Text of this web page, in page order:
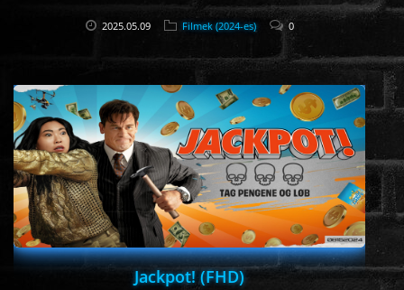
2025.05.09 Filmek (2024-es) 0
Jackpot! (FHD)